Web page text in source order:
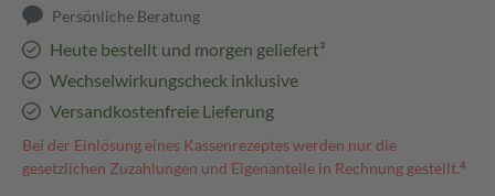
Persönliche Beratung
Heute bestellt und morgen geliefert³
Wechselwirkungscheck inklusive
Versandkostenfreie Lieferung
Bei der Einlösung eines Kassenrezeptes werden nur die
gesetzlichen Zuzahlungen und Eigenanteile in Rechnung gestellt.⁴